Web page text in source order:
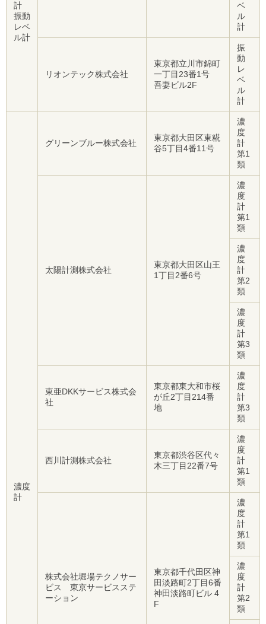
計
振動
レベ
ル計
ベ
ル
計
リオンテック株式会社
東京都立川市錦町
一丁目23番1号
吾妻ビル2F
振
動
レ
ベ
ル
計
濃度
計
グリーンブルー株式会社
東京都大田区東糀
谷5丁目4番11号
濃
度
計
第1
類
太陽計測株式会社
東京都大田区山王
1丁目2番6号
濃
度
計
第1
類
濃
度
計
第2
類
濃
度
計
第3
類
東亜DKKサービス株式会
社
東京都東大和市桜
が丘2丁目214番
地
濃
度
計
第3
類
西川計測株式会社
東京都渋谷区代々
木三丁目22番7号
濃
度
計
第1
類
株式会社堀場テクノサー
ビス 東京サービスステ
ーション
東京都千代田区神
田淡路町2丁目6番
神田淡路町ビル 4
F
濃
度
計
第1
類
濃
度
計
第2
類